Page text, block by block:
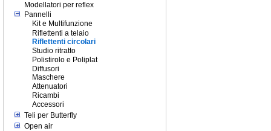
Modellatori per reflex
Pannelli
Kit e Multifunzione
Riflettenti a telaio
Riflettenti circolari
Studio ritratto
Polistirolo e Poliplat
Diffusori
Maschere
Attenuatori
Ricambi
Accessori
Teli per Butterfly
Open air